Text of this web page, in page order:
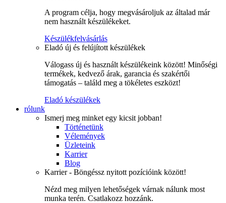
A program célja, hogy megvásároljuk az általad már
nem használt készülékeket.
Készülékfelvásárlás
Eladó új és felújított készülékek
Válogass új és használt készülékeink között! Minőségi
termékek, kedvező árak, garancia és szakértői
támogatás – találd meg a tökéletes eszközt!
Eladó készülékek
rólunk
Ismerj meg minket egy kicsit jobban!
Történetünk
Vélemények
Üzleteink
Karrier
Blog
Karrier - Böngéssz nyitott pozícióink között!
Nézd meg milyen lehetőségek várnak nálunk most
munka terén. Csatlakozz hozzánk.